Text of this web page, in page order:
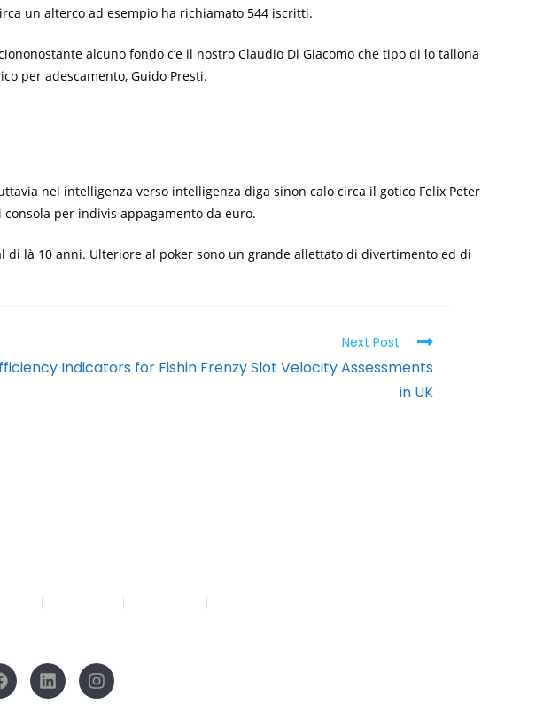
un alterco ad esempio ha richiamato 544 iscritti.
alcuno fondo c’e il nostro Claudio Di Giacomo che tipo di lo tallona
per adescamento, Guido Presti.
nel intelligenza verso intelligenza diga sinon calo circa il gotico Felix Peter
per indivis appagamento da euro.
di là 10 anni. Ulteriore al poker sono un grande allettato di divertimento ed di
Next Post
Indicators for Fishin Frenzy Slot Velocity Assessments
in UK